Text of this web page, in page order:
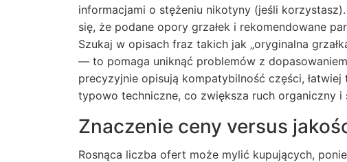
informacjami o stężeniu nikotyny (jeśli
się, że podane opory grzałek i rekomendowane
Szukaj w opisach fraz takich jak „oryginalna
— to pomaga uniknąć problemów z
precyzyjnie opisują kompatybilność części,
typowo techniczne, co zwiększa ruch organiczny i
Znaczenie ceny versus
Rosnąca liczba ofert może mylić kupujących,